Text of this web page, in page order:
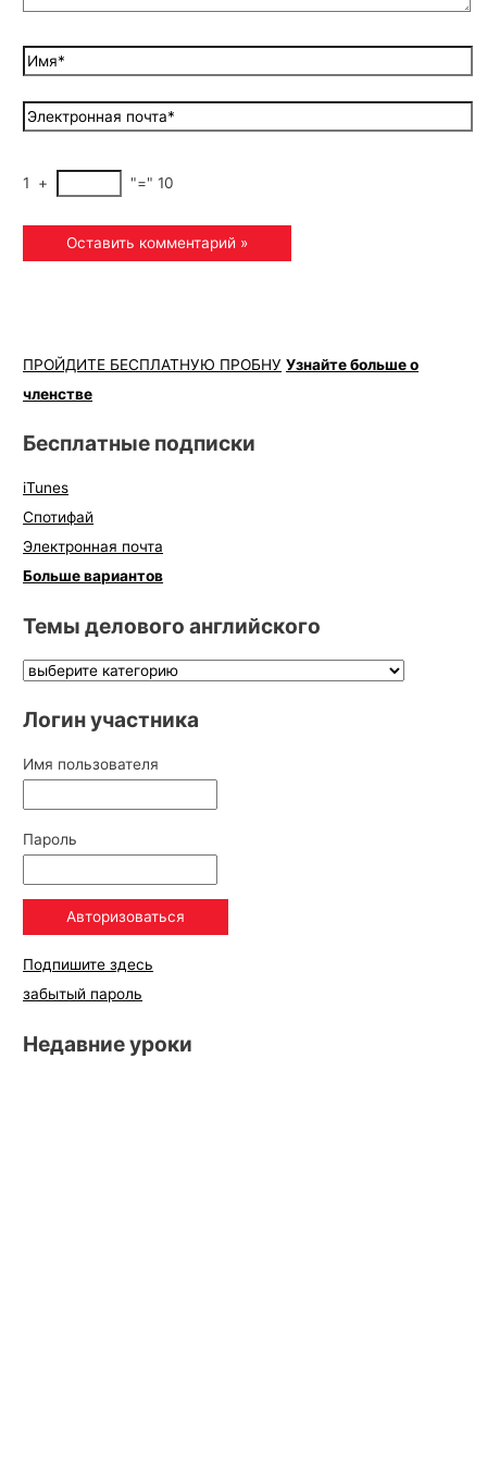
1 + "=" 10
ПРОЙДИТЕ БЕСПЛАТНУЮ ПРОБНУ Узнайте больше о
членстве
Бесплатные подписки
iTunes
Спотифай
Электронная почта
Больше вариантов
Темы делового английского
Логин участника
Имя пользователя
Пароль
Подпишите здесь
забытый пароль
Недавние уроки